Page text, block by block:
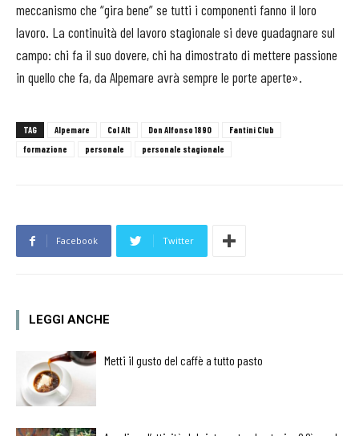
meccanismo che “gira bene” se tutti i componenti fanno il loro
lavoro. La continuità del lavoro stagionale si deve guadagnare sul
campo: chi fa il suo dovere, chi ha dimostrato di mettere passione
in quello che fa, da Alpemare avrà sempre le porte aperte».
TAG Alpemare Col Alt Don Alfonso 1890
Fantini Club
formazione
personale personale stagionale
Facebook Twitter
LEGGI ANCHE
Metti il gusto del caffè a tutto pasto